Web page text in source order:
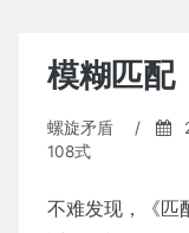
数
表
模糊匹配
螺旋矛盾 /
108式
不难发现，《匹